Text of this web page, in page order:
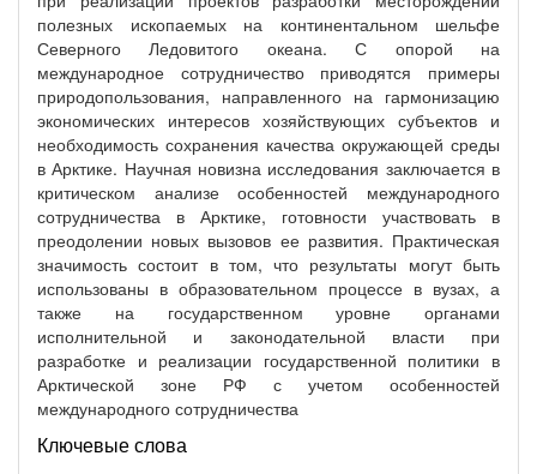
полезных ископаемых на континентальном шельфе
Северного Ледовитого океана. С опорой на
международное сотрудничество приводятся примеры
природопользования, направленного на гармонизацию
экономических интересов хозяйствующих субъектов и
необходимость сохранения качества окружающей среды
в Арктике. Научная новизна исследования заключается в
критическом анализе особенностей международного
сотрудничества в Арктике, готовности участвовать в
преодолении новых вызовов ее развития. Практическая
значимость состоит в том, что результаты могут быть
использованы в образовательном процессе в вузах, а
также на государственном уровне органами
исполнительной и законодательной власти при
разработке и реализации государственной политики в
Арктической зоне РФ с учетом особенностей
международного сотрудничества
Ключевые слова